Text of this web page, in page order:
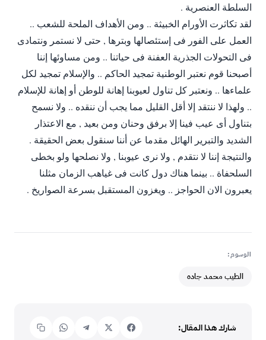
السلطة العنصرية .
لقد تكاثرت الأورام الخبيثة .. ومن الأهداف الملحة للشعب ..
العمل على الفور فى إستئصالها وبترها , حتى لا نستمر ونتمادى
فى التحولات الجذرية العفنة فى حياتنا .. ومن مساوئها إننا
أصبحنا قوم نعتبر الوطنية تمجيد الحاكم .. والإسلام تمجيد لكل
علماءها .. ونعتبر كل تناول لعيوبنا إهانة للوطن أو إهانة للإسلام
.. ولهذا لا ننتقد إلا أقل القليل مما يجب أن ننقده .. ولا نسمح
بتناول أى عيب فينا إلا برفق وحنان ومن بعيد , مع الاعتذار
الشديد والتبرير الهائل مقدما عن أننا سنقول بعض الحقيقة .
والنتيجة إننا لا نتقدم , ولا نرى عيوبنا , ولا نصلحها ولو بخطى
السلحفاة .. بينما هناك دول كانت فى غياهب الزمان مثلنا
يعبرون الان الحواجز .. ويغزون المستقبل بسرعة الصواريخ .
الوسوم:
الطيب محمد جاده
شارك هذا المقال: